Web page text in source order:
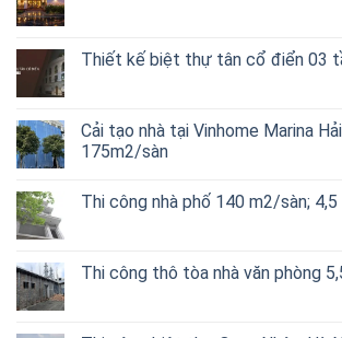
Thiết kế biệt thự tân cổ điển 03
Cải tạo nhà tại Vinhome Marina
175m2/sàn
Thi công nhà phố 140 m2/sàn;
Thi công thô tòa nhà văn phòng